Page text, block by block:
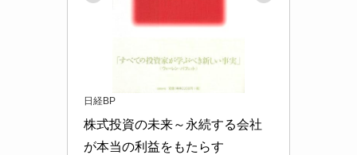
日経BP
株式投資の未来～永続する会社
が本当の利益をもたらす